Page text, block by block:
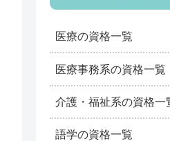
医療の資格一覧
医療事務系の資格一覧
介護・福祉系の資格一
語学の資格一覧